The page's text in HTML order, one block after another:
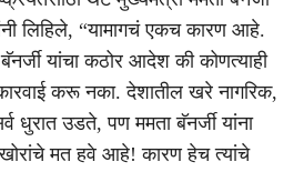
लिहिले, “यामागचं एकच कारण आहे.
यांचा कठोर आदेश की कोणत्याही
करू नका. देशातील खरे नागरिक,
धुरात उडते, पण ममता बॅनर्जी यांना
मत हवे आहे! कारण हेच त्यांचे